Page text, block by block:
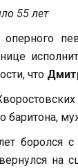
55 лет
оперного
что
боролся
на